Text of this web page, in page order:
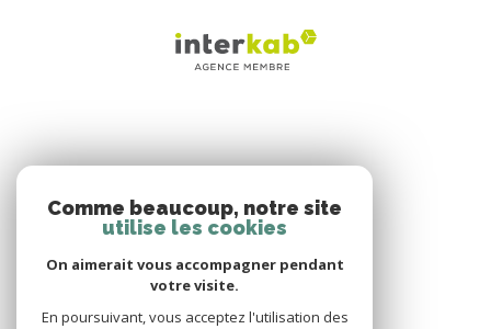
NOUS SUIVRE
Comme beaucoup, notre site
utilise les cookies
On aimerait vous accompagner pendant
votre visite.
En poursuivant, vous acceptez l'utilisation des